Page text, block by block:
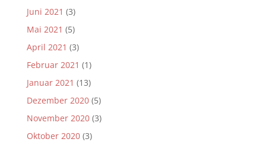
Juni 2021 (3)
Mai 2021 (5)
April 2021 (3)
Februar 2021 (1)
Januar 2021 (13)
Dezember 2020(5)
November 2020(3)
Oktober 2020(3)